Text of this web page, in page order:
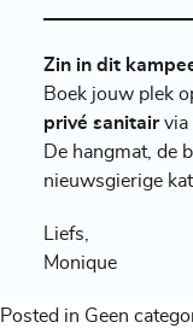
Zin in dit
Boek jouw plek
privé sanitairvia
De hangmat, de
nieuwsgierige
Liefs,
Monique
Posted in Geen